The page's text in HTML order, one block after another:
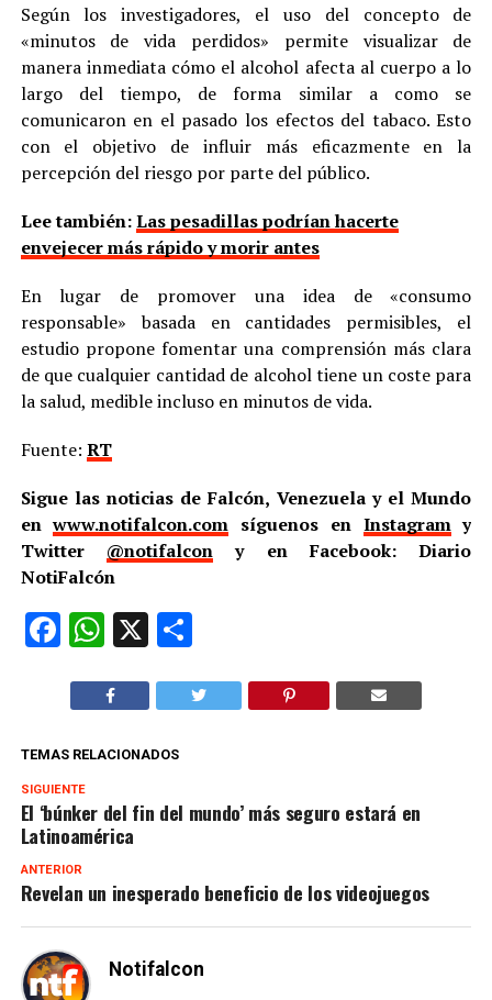
Según los investigadores, el uso del concepto de
«minutos de vida perdidos» permite visualizar de
manera inmediata cómo el alcohol afecta al cuerpo a lo
largo del tiempo, de forma similar a como se
comunicaron en el pasado los efectos del tabaco. Esto
con el objetivo de influir más eficazmente en la
percepción del riesgo por parte del público.
Lee también:Las pesadillas podrían hacerte
envejecer más rápido y morir antes
En lugar de promover una idea de «consumo
responsable» basada en cantidades permisibles, el
estudio propone fomentar una comprensión más clara
de que cualquier cantidad de alcohol tiene un coste para
la salud, medible incluso en minutos de vida.
Fuente: RT
Sigue las noticias de Falcón, Venezuela y el Mundo
enwww.notifalcon.com síguenos en Instagramy
Twitter @notifalcon y en Facebook: Diario
NotiFalcón
Facebook
WhatsApp
X Compartir
TEMAS RELACIONADOS
SIGUIENTE
El ‘búnker del fin del mundo’ más seguro estará en
Latinoamérica
ANTERIOR
Revelan un inesperado beneficio de los videojuegos
Notifalcon